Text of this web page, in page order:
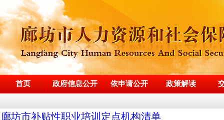
首页 政府信息公开 依申请公开 政策解读